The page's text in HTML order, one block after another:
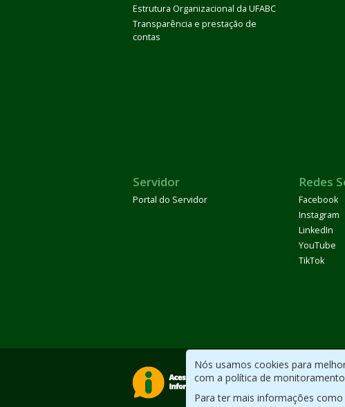
Nós usamos cookies para
com a política de
Para ter mais informações
Estrutura Organizacional da UFABC
Transparência e prestação de
contas
Servidor
Portal do Servidor
Redes
Facebook
Instagram
LinkedIn
YouTube
TikTok